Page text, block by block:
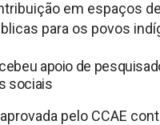
em espaços
para os povos
apoio de
sociais
pelo CCAE